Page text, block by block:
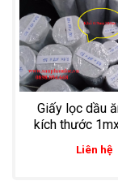
Giấy lọc dầu
kích thước
Liên hệ